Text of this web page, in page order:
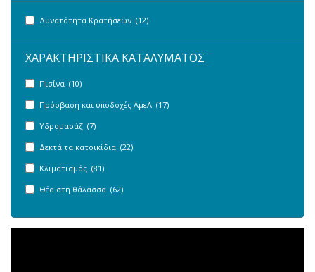
Δυνατότητα Κρατήσεων (12)
ΧΑΡΑΚΤΗΡΙΣΤΙΚΑ ΚΑΤΑΛΥΜΑΤΟΣ
Πισίνα (10)
Πρόσβαση και υποδοχές ΑμεΑ (17)
Υδρομασάζ (7)
Δεκτά τα κατοικίδια (22)
Κλιματισμός (81)
Θέα στη θάλασσα (62)